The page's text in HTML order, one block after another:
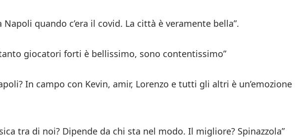
quando c’era il covid. La città è veramente bella”.
giocatori forti è bellissimo, sono contentissimo”
In campo con Kevin, amir, Lorenzo e tutti gli altri è un’emozione
tra di noi? Dipende da chi sta nel modo. Il migliore? Spinazzola”